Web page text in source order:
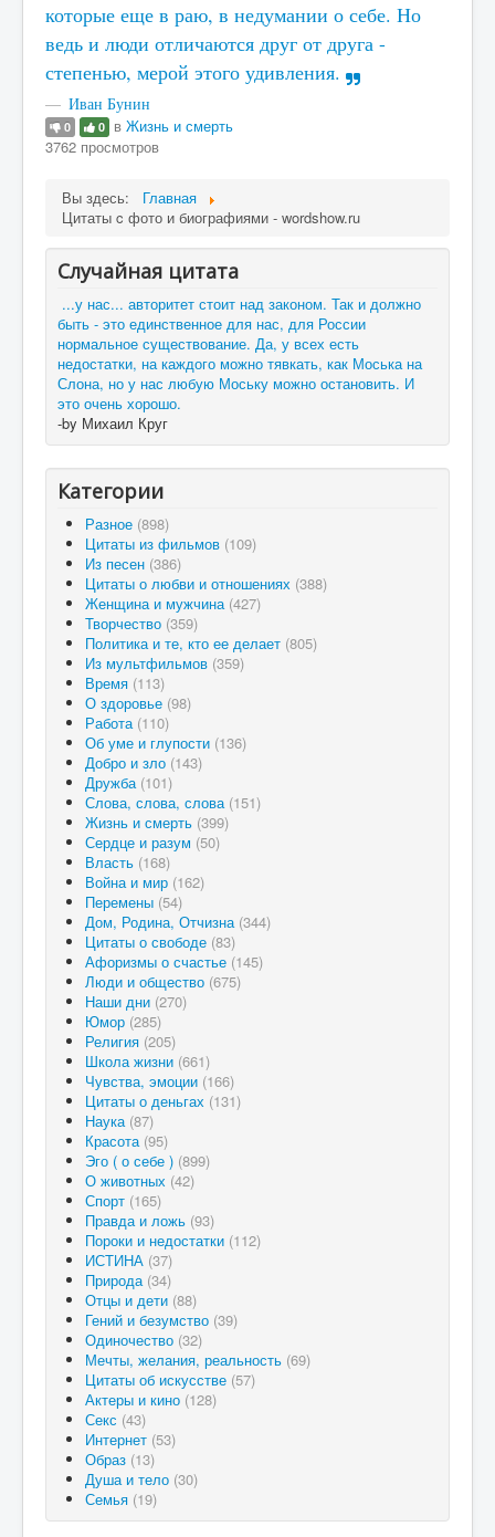
которые еще в раю, в недумании о себе. Но
ведь и люди отличаются друг от друга -
степенью, мерой этого удивления.
Иван Бунин
0 0 в Жизнь и смерть
3762 просмотров
Вы здесь:
Главная
Цитаты c фото и биографиями - wordshow.ru
Случайная цитата
...у нас... авторитет стоит над законом. Так и должно
быть - это единственное для нас, для России
нормальное существование. Да, у всех есть
недостатки, на каждого можно тявкать, как Моська на
Слона, но у нас любую Моську можно остановить. И
это очень хорошо.
-by Михаил Круг
Категории
Разное (898)
Цитаты из фильмов (109)
Из песен (386)
Цитаты о любви и отношениях (388)
Женщина и мужчина (427)
Творчество (359)
Политика и те, кто ее делает (805)
Из мультфильмов (359)
Время (113)
О здоровье (98)
Работа (110)
Об уме и глупости (136)
Добро и зло (143)
Дружба (101)
Слова, слова, слова (151)
Жизнь и смерть (399)
Сердце и разум (50)
Власть (168)
Война и мир (162)
Перемены (54)
Дом, Родина, Отчизна (344)
Цитаты о свободе (83)
Афоризмы о счастье (145)
Люди и общество (675)
Наши дни (270)
Юмор (285)
Религия (205)
Школа жизни (661)
Чувства, эмоции (166)
Цитаты о деньгах (131)
Наука (87)
Красота (95)
Эго ( о себе ) (899)
О животных (42)
Спорт (165)
Правда и ложь (93)
Пороки и недостатки (112)
ИСТИНА (37)
Природа (34)
Отцы и дети (88)
Гений и безумство (39)
Одиночество (32)
Мечты, желания, реальность (69)
Цитаты об искусстве (57)
Актеры и кино (128)
Секс (43)
Интернет (53)
Образ (13)
Душа и тело (30)
Семья (19)